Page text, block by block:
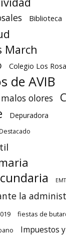
Biblioteca
March
Colegio Los
de AVIB
olores
Depuradora
EMT
la
fiestas de
Impuestos